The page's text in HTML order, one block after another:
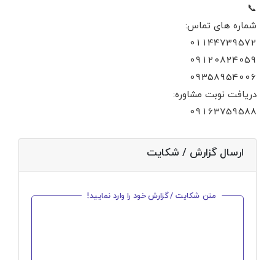
شماره های تماس:
01144739572
09120824059
09358954006
دریافت نوبت مشاوره:
09163759588
ارسال گزارش / شکایت
متن شکایت / گزارش خود را وارد نمایید!